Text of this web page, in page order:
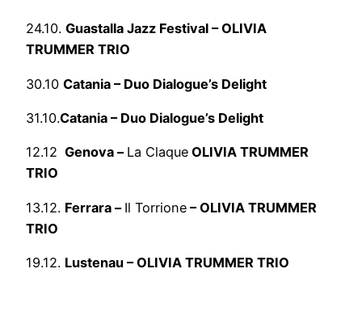
24.10. Guastalla Jazz Festival – OLIVIA
TRUMMER TRIO
30.10 Catania – Duo Dialogue’s Delight
31.10.Catania – Duo Dialogue’s Delight
12.12 Genova – La Claque OLIVIA TRUMMER
TRIO
13.12. Ferrara – Il Torrione – OLIVIA TRUMMER
TRIO
19.12. Lustenau – OLIVIA TRUMMER TRIO